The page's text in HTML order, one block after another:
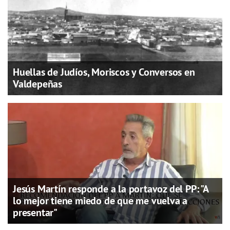
Huellas de Judíos, Moriscos y Conversos en
Valdepeñas
Jesús Martín responde a la portavoz del PP: "A
lo mejor tiene miedo de que me vuelva a
presentar"